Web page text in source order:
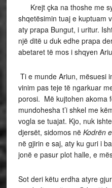
Krejt çka na thoshe me
shqetësimin tuaj e kuptuam
aty prapa Bungut, i uritur.
një ditë u duk edhe prapa
abetaret të mos i shqyen
Ti e munde Ariun, mësuesi
vinim pas teje të ngarkuar
porosi. Më kujtohen akoma
mundohesha t’i shkel me
vogla se tuajat. Kjo, nuk
djersët, sidomos në Kodrën
në gjirin e saj, aty ku guri i
jonë e pasur plot halle, e
Sot deri këtu erdha atyre